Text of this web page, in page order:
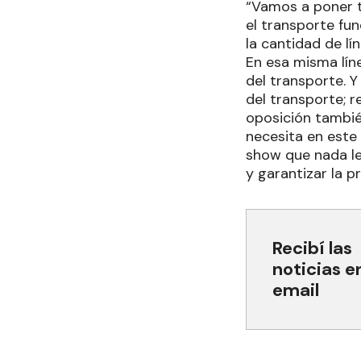
“Vamos a
el transporte
la cantidad de
En esa misma
del transporte.
del transporte;
oposición
necesita en
show que nada
y garantizar la
Recibí las
noticias
email